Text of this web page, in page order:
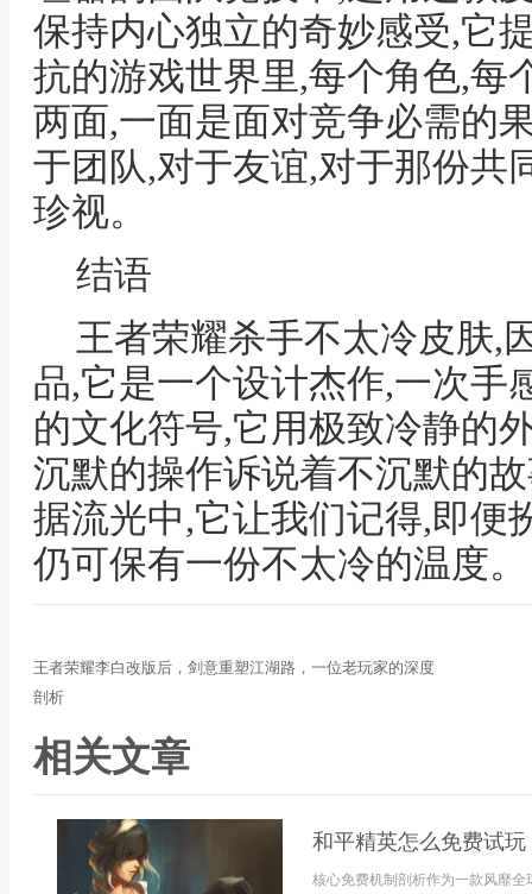
保持内心独立的奇妙感受,它
抗的游戏世界里,每个角色,每
两面,一面是面对竞争必需的
于团队,对于友谊,对于那份共
珍视。
结语
王者荣耀杀手不太冷皮肤,
品,它是一个设计杰作,一次手
的文化符号,它用极致冷静的
沉默的操作诉说着不沉默的
据流光中,它让我们记得,即便
仍可保有一份不太冷的温度。
王者荣耀李白改版后，剑意重塑江湖路，一位老玩家的深度
剖析
相关文章
和平精英怎么免费试
核心免费机制剖析作为一款风靡